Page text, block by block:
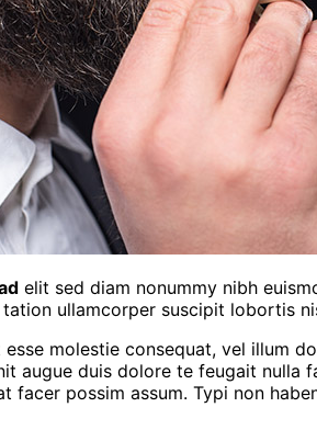
elit sed diam nonummy nibh
ullamcorper suscipit lobortis
molestie consequat, vel illum
augue duis dolore te feugait nulla
possim assum. Typi non